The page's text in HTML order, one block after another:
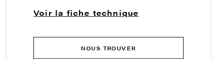
Voir la fiche technique
NOUS TROUVER